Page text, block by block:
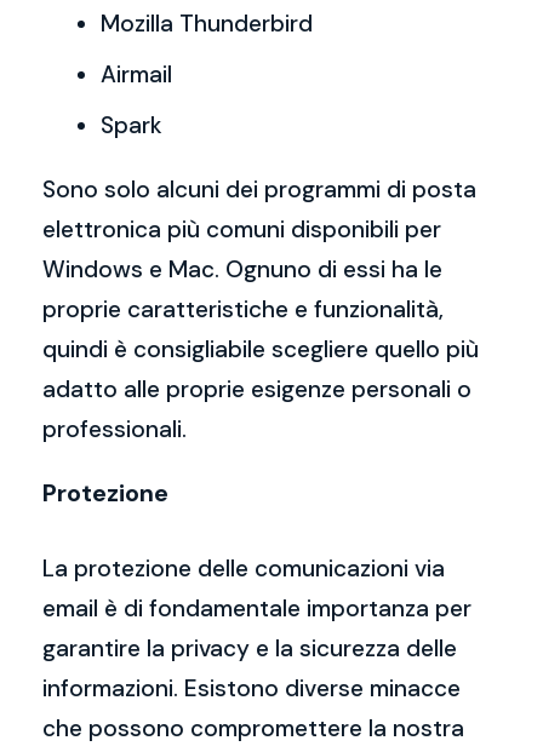
Mozilla Thunderbird
Airmail
Spark
Sono solo alcuni dei programmi di posta
elettronica più comuni disponibili per
Windows e Mac. Ognuno di essi ha le
proprie caratteristiche e funzionalità,
quindi è consigliabile scegliere quello più
adatto alle proprie esigenze personali o
professionali.
Protezione
La protezione delle comunicazioni via
email è di fondamentale importanza per
garantire la privacy e la sicurezza delle
informazioni. Esistono diverse minacce
che possono compromettere la nostra